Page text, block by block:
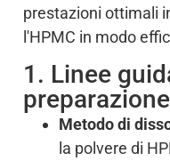
prestazioni ottimali
l'HPMC in modo
1. Linee
Metodo di
la polvere di